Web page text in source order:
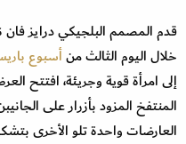
خلال اليوم الثالث منأسبوع
المنتفخ المزود بأزرار على
العارضات واحدة تلو الأخرى